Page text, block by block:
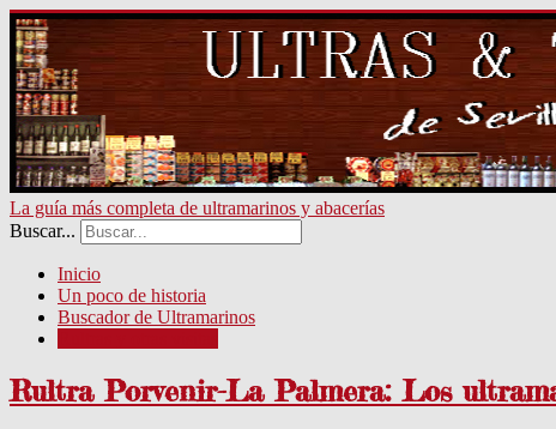
La guía más completa de ultramarinos y abacerías
Buscar...
Inicio
Un poco de historia
Buscador de Ultramarinos
Rultra Porvenir-La Palmera: Los